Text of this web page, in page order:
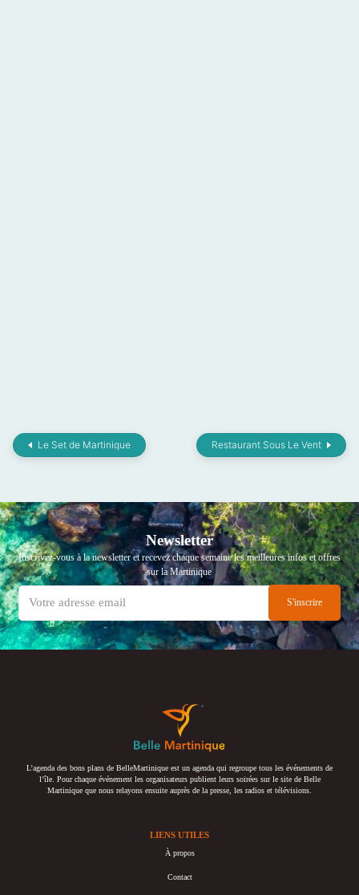
Le Set de Martinique Restaurant Sous Le Vent
Newsletter
Inscrivez-vous à la newsletter et recevez chaque semaine les meilleures infos et offres
sur la Martinique
L’agenda des bons plans de BelleMartinique est un agenda qui regroupe tous les événements de
l’île. Pour chaque événement les organisateurs publient leurs soirées sur le site de Belle
Martinique que nous relayons ensuite auprès de la presse, les radios et télévisions.
LIENS UTILES
À propos
Contact